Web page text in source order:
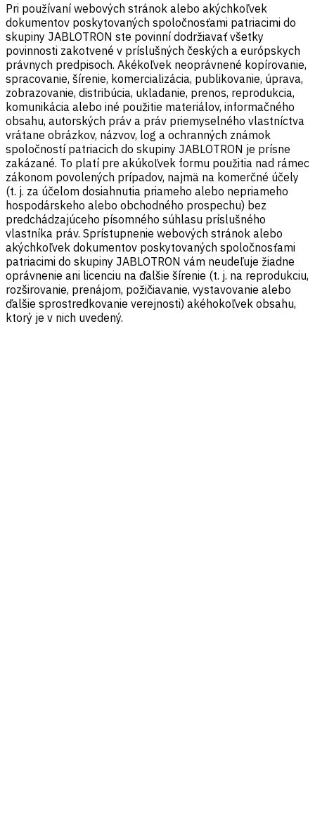
Pri používaní webových stránok alebo akýchkoľvek
dokumentov poskytovaných spoločnosťami patriacimi do
skupiny JABLOTRON ste povinní dodržiavať všetky
povinnosti zakotvené v príslušných českých a európskych
právnych predpisoch. Akékoľvek neoprávnené kopírovanie,
spracovanie, šírenie, komercializácia, publikovanie, úprava,
zobrazovanie, distribúcia, ukladanie, prenos, reprodukcia,
komunikácia alebo iné použitie materiálov, informačného
obsahu, autorských práv a práv priemyselného vlastníctva
vrátane obrázkov, názvov, log a ochranných známok
spoločností patriacich do skupiny JABLOTRON je prísne
zakázané. To platí pre akúkoľvek formu použitia nad rámec
zákonom povolených prípadov, najmä na komerčné účely
(t. j. za účelom dosiahnutia priameho alebo nepriameho
hospodárskeho alebo obchodného prospechu) bez
predchádzajúceho písomného súhlasu príslušného
vlastníka práv. Sprístupnenie webových stránok alebo
akýchkoľvek dokumentov poskytovaných spoločnosťami
patriacimi do skupiny JABLOTRON vám neudeľuje žiadne
oprávnenie ani licenciu na ďalšie šírenie (t. j. na reprodukciu,
rozširovanie, prenájom, požičiavanie, vystavovanie alebo
ďalšie sprostredkovanie verejnosti) akéhokoľvek obsahu,
ktorý je v nich uvedený.